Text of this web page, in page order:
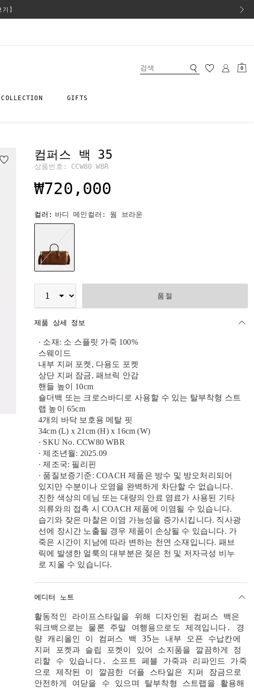
기]
0
COLLECTION GIFTS
컴퍼스 백 35
상품번호: CCW80 WBR
₩720,000
컬러: 바디 메인컬러: 웜 브라운
품절
제품 상세 정보
· 소재: 소 스플릿 가죽 100%
스웨이드
내부 지퍼 포켓, 다용도 포켓
상단 지퍼 잠금, 패브릭 안감
핸들 높이 10cm
숄더백 또는 크로스바디로 사용할 수 있는 탈부착형 스트
랩 높이 65cm
4개의 바닥 보호용 메탈 핏
34cm (L) x 21cm (H) x 16cm (W)
· SKU No. CCW80 WBR
· 제조년월: 2025.09
· 제조국: 필리핀
· 품질보증기준: COACH 제품은 방수 및 방오처리되어
있지만 수분이나 오염을 완벽하게 차단할 수 없습니다.
진한 색상의 데님 또는 대량의 안료 염료가 사용된 기타
의류와의 접촉 시 COACH 제품에 이염될 수 있습니다.
습기와 잦은 마찰은 이염 가능성을 증가시킵니다. 직사광
선에 장시간 노출될 경우 제품이 손상될 수 있습니다. 가
죽은 시간이 지남에 따라 변하는 천연 소재입니다. 패브
릭에 발생한 얼룩의 대부분은 젖은 천 및 저자극성 비누
로 지울 수 있습니다.
에디터 노트
활동적인 라이프스타일을 위해 디자인된 컴퍼스 백은
워크백으로는 물론 주말 여행용으로도 제격입니다. 경
량 캐리올인 이 컴퍼스 백 35는 내부 오픈 수납칸에
지퍼 포켓과 슬립 포켓이 있어 소지품을 깔끔하게 정
리할 수 있습니다. 소프트 페블 가죽과 리파인드 가죽
으로 제작된 이 깔끔한 더플 스타일은 지퍼 잠금으로
안전하게 여닫을 수 있으며 탈부착형 스트랩을 활용해